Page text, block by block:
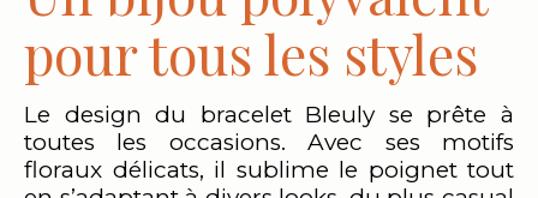
pour tous les styles
Le design du bracelet Bleuly se prête à
toutes les occasions. Avec ses motifs
floraux délicats, il sublime le poignet tout